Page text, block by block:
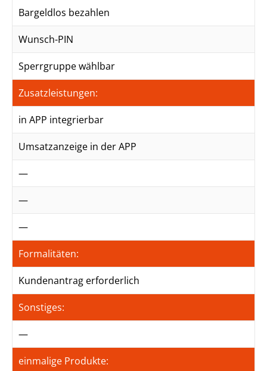
Bargeldlos bezahlen
Wunsch-PIN
Sperrgruppe wählbar
Zusatzleistungen:
in APP integrierbar
Umsatzanzeige in der APP
—
—
—
Formalitäten:
Kundenantrag erforderlich
Sonstiges:
—
einmalige Produkte: